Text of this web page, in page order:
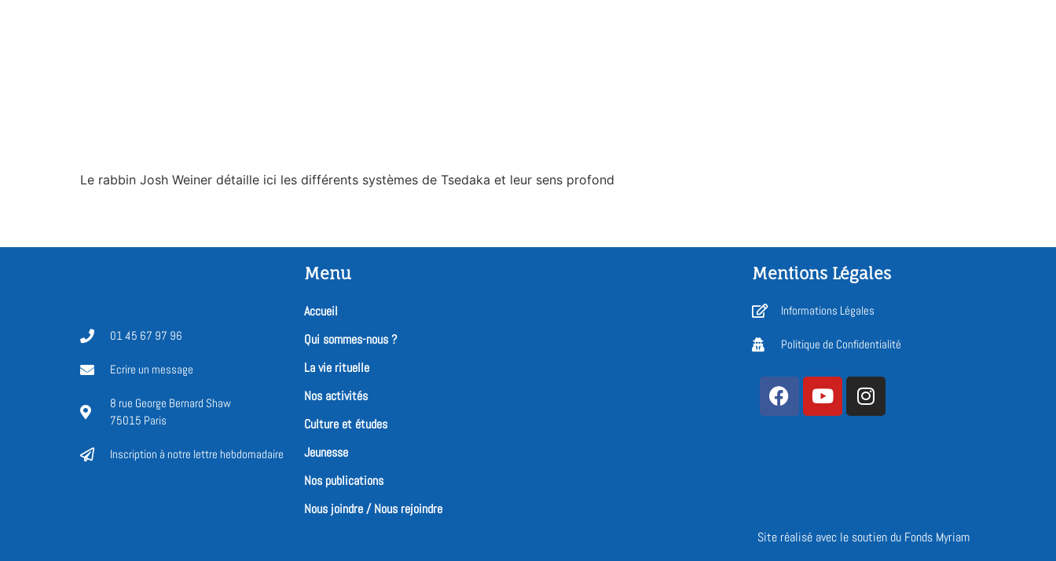
Le rabbin Josh Weiner détaille ici les différents systèmes de Tsedaka et leur sens profond
01 45 67 97 96
Ecrire un message
8 rue George Bernard Shaw
75015 Paris
Inscription à notre lettre hebdomadaire
Menu
Accueil
Qui sommes-nous ?
La vie rituelle
Nos activités
Culture et études
Jeunesse
Nos publications
Nous joindre / Nous rejoindre
Mentions Légales
Informations Légales
Politique de Confidentialité
Site réalisé avec le soutien du Fonds Myriam